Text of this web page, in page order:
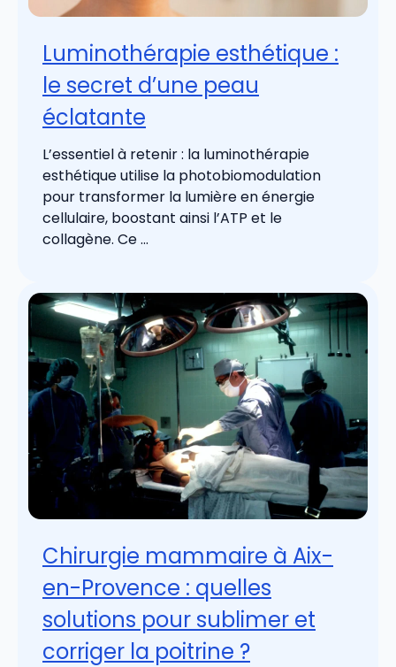
Luminothérapie esthétique :
le secret d’une peau
éclatante
L’essentiel à retenir : la luminothérapie
esthétique utilise la photobiomodulation
pour transformer la lumière en énergie
cellulaire, boostant ainsi l’ATP et le
collagène. Ce ...
Chirurgie mammaire à Aix-
en-Provence : quelles
solutions pour sublimer et
corriger la poitrine ?